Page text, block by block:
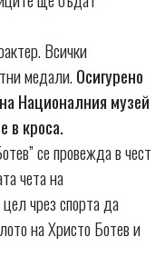
Всички
медали.Осигурено
Националния музей
в кроса.
се провежда в чест
чета на
чрез спорта да
на Христо Ботев и